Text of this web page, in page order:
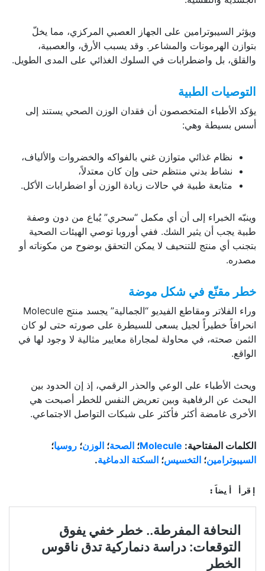
ويؤثر السيبوترامين على الجهاز العصبي المركزي، مما يخلّ
بتوازن الهرمونات والمشاعر. وقد يسبب الأرق، والعصبية،
والقلق، بل واضطرابات في السلوك الغذائي على المدى الطويل.
التوصيات الطبية
يؤكد الأطباء المتخصصون أن فقدان الوزن الصحي يستند إلى
أسس بسيطة وهي:
نظام غذائي متوازن غني بالفواكه والخضروات والألياف،
نشاط بدني منتظم حتى وإن كان معتدلاً،
متابعة طبية في حالات زيادة الوزن أو اضطرابات الأكل.
وينبّه الخبراء إلى أن أي مكمل “سحري” يُباع من دون وصفة
طبية يجب أن يثير الشك. ففي أوروبا توصي الهيئات الصحية
بتجنب أي منتج للتنحيف لا يمكن التحقق بوضوح من مكوناته أو
مصدره.
خطر مقنّع في شكل موضة
وراء الفلاتر ومقاطع الفيديو “الجمالية” يجسد منتج Molecule
انحرافاً خطيراً لجيل يسعى للسيطرة على صورته حتى لو كان
الثمن صحته، في محاولة لمجاراة معايير مثالية لا وجود لها في
الواقع.
ويحث الأطباء على الوعي والحذر الرقمي، إذ إن الحدود بين
البحث عن الرفاهية وبين تعريض النفس للخطر أصبحت هي
الأخرى غامضة أكثر فأكثر على شبكات التواصل الاجتماعي.
الكلمات المفتاحية: Molecule؛ الصحة؛ الوزن؛ روسيا؛
السيبوترامين؛ التخسيس؛ السكتة الدماغية.
إقرأ أيضاً: